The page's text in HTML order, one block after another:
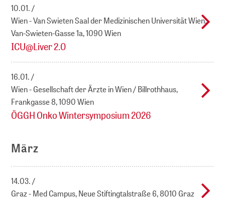
10.01.
Wien - Van Swieten Saal der Medizinischen Universität Wien,
Van-Swieten-Gasse 1a, 1090 Wien
ICU@Liver 2.0
16.01.
Wien - Gesellschaft der Ärzte in Wien / Billrothhaus,
Frankgasse 8, 1090 Wien
ÖGGH Onko Wintersymposium 2026
März
14.03.
Graz - Med Campus, Neue Stiftingtalstraße 6, 8010 Graz